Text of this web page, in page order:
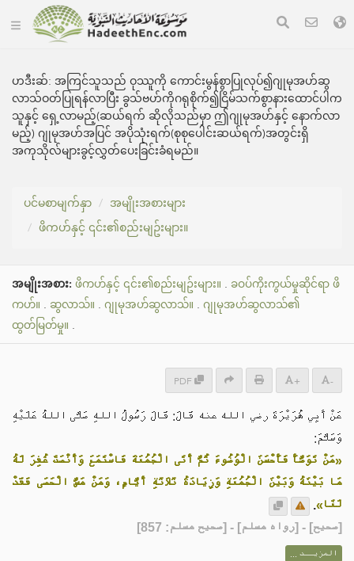
ဟဒီးဆ်: အကြင်သူသည် ဝုဿူကို ကောင်းမွန်စွာပြုလုပ်၍ဂျုမုအဟ်ဆွ
လာသ်ဝတ်ပြုရန်လာပြီး ခွသ်ဗဟ်ကိုဂရုစိုက်၍ငြိမ်သက်စွာနားထောင်ပါက
သူနှင့် ရှေ့လာမည့်(ဆယ်ရက် ဆိုလိုသည်မှာ ဤဂျုမုအဟ်နှင့် နောက်လာ
မည့်) ဂျုမုအဟ်အပြင် အပိုသုံးရက်(စုစုပေါင်းဆယ်ရက်)အတွင်းရှိ
အကုသိုလ်များခွင့်လွှတ်ပေးခြင်းခံရ‌မည်။
ပင်မစာမျက်နှာ
အမျိုးအစားများ
ဖိကဟ်နှင့် ၎င်း၏စည်းမျဥ်းများ။
အမျိုးအစား: ဖိကဟ်နှင့် ၎င်း၏စည်းမျဥ်းများ။ . ခဝပ်ကိုးကွယ်မှုဆိုင်ရာ ဖိ
ကဟ်။ . ဆွလာသ်။ . ဂျုမုအဟ်ဆွလာသ်။ . ဂျုမုအဟ်ဆွလာသ်၏
ထွတ်မြတ်မှု။ .
PDF + -
عَنْ أَبِي هُرَيْرَةَ رضي الله عنه قَالَ: قَالَ رَسُولُ اللهِ صَلَّى اللهُ عَلَيْهِ
وَسَلَّمَ:
«مَنْ تَوَضَّأَ فَأَحْسَنَ الْوُضُوءَ ثُمَّ أَتَى الْجُمُعَةَ فَاسْتَمَعَ وَأَنْصَتَ غُفِرَ لَهُ
مَا بَيْنَهُ وَبَيْنَ الْجُمُعَةِ وَزِيَادَةُ ثَلَاثَةِ أَيَّامٍ، وَمَنْ مَسَّ الْحَصَى فَقَدْ
لَغَا».
[صحيح] - [رواه مسلم] - [صحيح مسلم: 857]
المزيــد ...